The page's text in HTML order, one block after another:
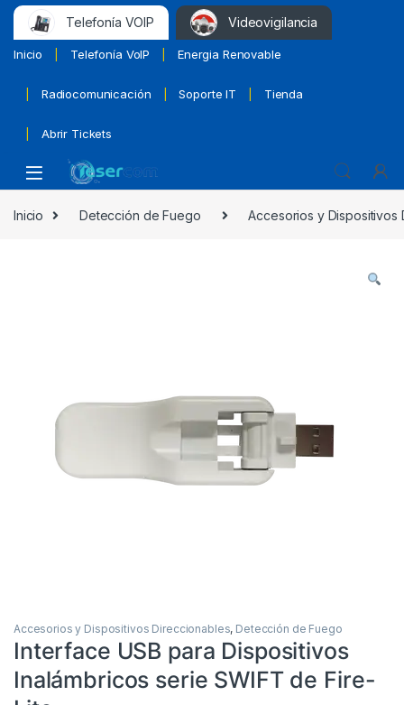
Telefonía VOIP Videovigilancia
Inicio Telefonía VoIP Energia Renovable
Radiocomunicación Soporte IT Tienda
Abrir Tickets
Inicio Detección de Fuego Accesorios y Dispositivos
Accesorios y Dispositivos Direccionables, Detección de Fuego
Interface USB para Dispositivos
Inalámbricos serie SWIFT de Fire-